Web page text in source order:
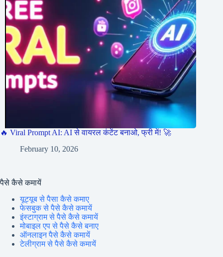
🔥 Viral Prompt AI: AI से वायरल कंटेंट बनाओ, फ्री में! 🚀
February 10, 2026
पैसे कैसे कमायें
यूट्यूब से पैसा कैसे कमाए
फेसबुक से पैसे कैसे कमायें
इंस्टाग्राम से पैसे कैसे कमायें
मोबाइल एप से पैसे कैसे बनाए
ऑनलाइन पैसे कैसे कमायें
टेलीग्राम से पैसे कैसे कमायें